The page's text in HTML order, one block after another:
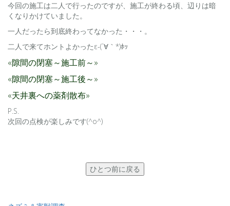
今回の施工は二人で行ったのですが、施工が終わる頃、辺りは暗
くなりかけていました。
一人だったら到底終わってなかった・・・。
二人で来てホントよかったε-(´∀｀*)ﾎｯ
«隙間の閉塞～施工前～»
«隙間の閉塞～施工後～»
«天井裏への薬剤散布»
P.S.
次回の点検が楽しみです(^o^)
ひとつ前に戻る